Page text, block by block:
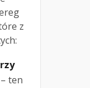
z
– ten